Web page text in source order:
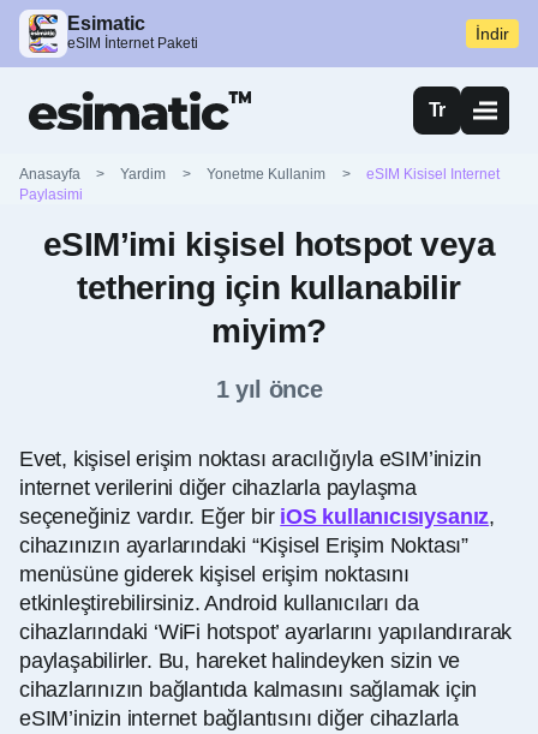
Esimatic
eSIM İnternet Paketi İndir
Tr
Anasayfa > Yardim > Yonetme Kullanim >
eSIM Kisisel Internet
Paylasimi
eSIM’imi kişisel hotspot veya
tethering için kullanabilir
miyim?
1 yıl önce
Evet, kişisel erişim noktası aracılığıyla eSIM’inizin
internet verilerini diğer cihazlarla paylaşma
seçeneğiniz vardır. Eğer bir iOS kullanıcısıysanız,
cihazınızın ayarlarındaki “Kişisel Erişim Noktası”
menüsüne giderek kişisel erişim noktasını
etkinleştirebilirsiniz. Android kullanıcıları da
cihazlarındaki ‘WiFi hotspot’ ayarlarını yapılandırarak
paylaşabilirler. Bu, hareket halindeyken sizin ve
cihazlarınızın bağlantıda kalmasını sağlamak için
eSIM’inizin internet bağlantısını diğer cihazlarla